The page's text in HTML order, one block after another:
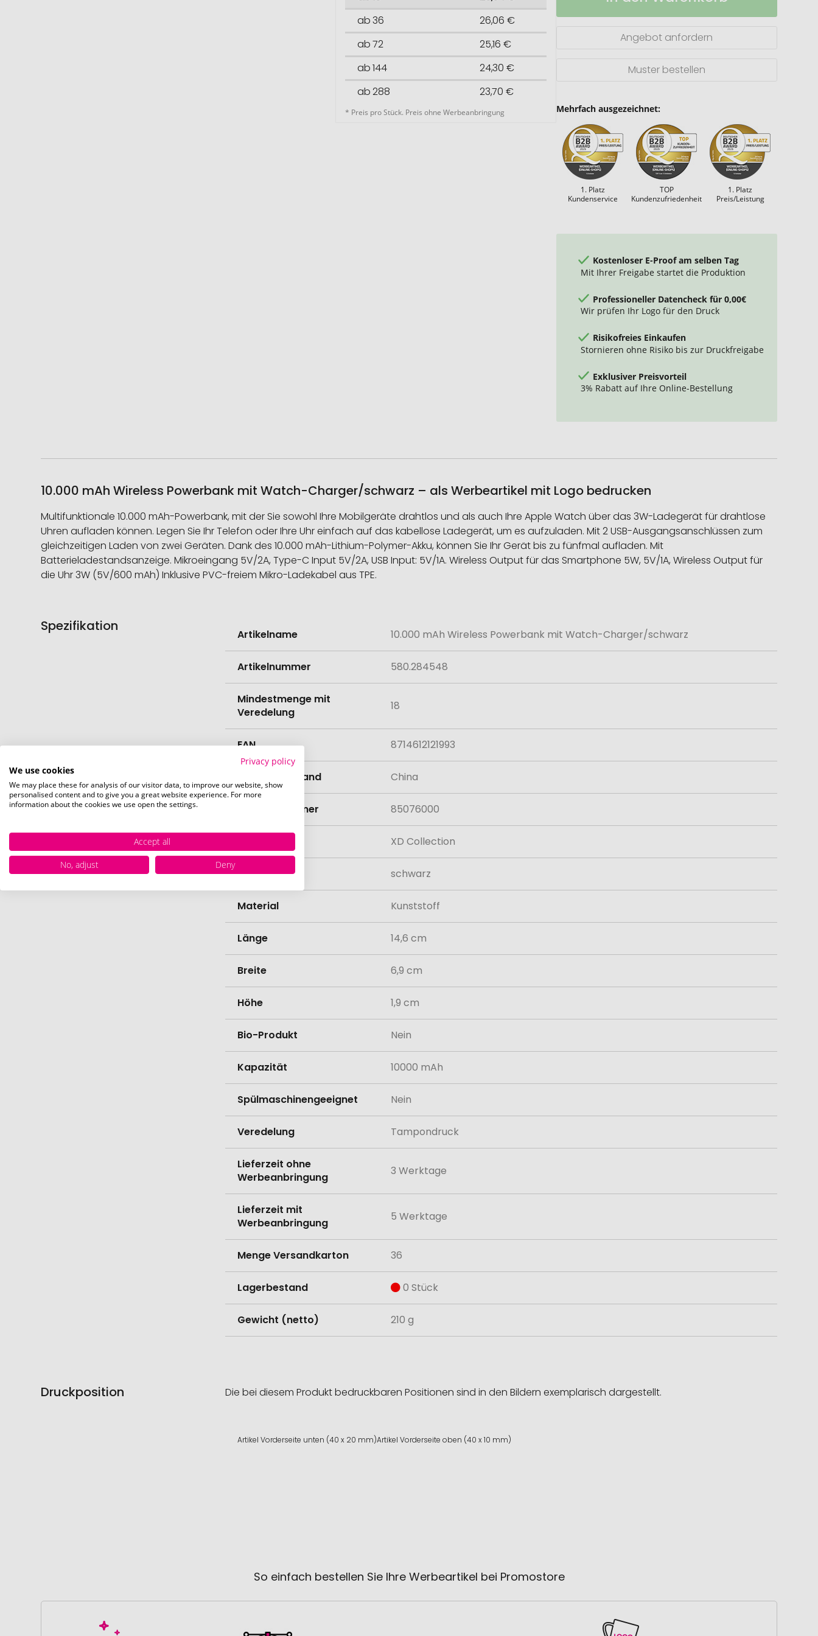
ab 36
26,06 €
ab 72
25,16 €
ab 144
24,30 €
ab 288
23,70 €
* Preis pro Stück. Preis ohne Werbeanbringung
Powerbank
Angebot anfordern
Muster bestellen
Mehrfach ausgezeichnet:
1. Platz
Kundenservice
TOP
Kundenzufriedenheit
1. Platz
Preis/Leistung
Kostenloser E-Proof am selben Tag
Mit Ihrer Freigabe startet die Produktion
Professioneller Datencheck für 0,00€
Wir prüfen Ihr Logo für den Druck
Risikofreies Einkaufen
Stornieren ohne Risiko bis zur Druckfreigabe
Exklusiver Preisvorteil
3% Rabatt auf Ihre Online-Bestellung
10.000 mAh Wireless Powerbank mit Watch-Charger/schwarz – als Werbeartikel mit Logo bedrucken
Multifunktionale 10.000 mAh-Powerbank, mit der Sie sowohl Ihre Mobilgeräte drahtlos und als auch Ihre Apple Watch über das 3W-Ladegerät für drahtlose
Uhren aufladen können. Legen Sie Ihr Telefon oder Ihre Uhr einfach auf das kabellose Ladegerät, um es aufzuladen. Mit 2 USB-Ausgangsanschlüssen zum
gleichzeitigen Laden von zwei Geräten. Dank des 10.000 mAh-Lithium-Polymer-Akku, können Sie Ihr Gerät bis zu fünfmal aufladen. Mit
Batterieladestandsanzeige. Mikroeingang 5V/2A, Type-C Input 5V/2A, USB Input: 5V/1A. Wireless Output für das Smartphone 5W, 5V/1A, Wireless Output für
die Uhr 3W (5V/600 mAh) Inklusive PVC-freiem Mikro-Ladekabel aus TPE.
Spezifikation
Informationen
Artikelname 10.000 mAh Wireless Powerbank mit Watch-Charger/schwarz
Artikelnummer 580.284548
Mindestmenge mit
Veredelung
18
EAN 8714612121993
Herstellungsland China
Zolltarifnummer 85076000
XD Collection
Farbe schwarz
Material Kunststoff
Länge 14,6 cm
Breite 6,9 cm
Höhe 1,9 cm
Bio-Produkt Nein
Kapazität 10000 mAh
Spülmaschinengeeignet Nein
Veredelung Tampondruck
Lieferzeit ohne
Werbeanbringung
3 Werktage
Lieferzeit mit
Werbeanbringung
5 Werktage
Menge Versandkarton 36
Lagerbestand 0 Stück
Gewicht (netto) 210 g
Druckposition Die bei diesem Produkt bedruckbaren Positionen sind in den Bildern exemplarisch dargestellt.
Artikel Vorderseite unten (40 x 20 mm)Artikel Vorderseite oben (40 x 10 mm)
So einfach bestellen Sie Ihre Werbeartikel bei Promostore
Privacy policy
We use cookies
We may place these for analysis of our visitor data, to improve our website, show
personalised content and to give you a great website experience. For more
information about the cookies we use open the settings.
Accept all
No, adjust
Deny